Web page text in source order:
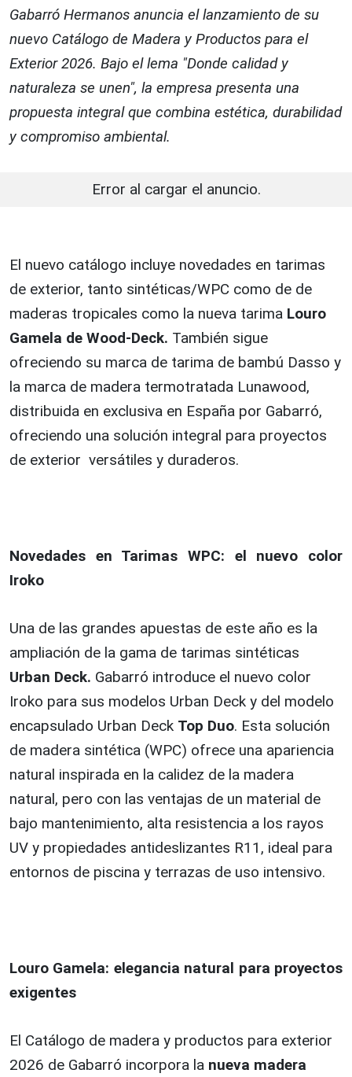
Gabarró Hermanos anuncia el lanzamiento de su
nuevo Catálogo de Madera y Productos para el
Exterior 2026. Bajo el lema "Donde calidad y
naturaleza se unen", la empresa presenta una
propuesta integral que combina estética, durabilidad
y compromiso ambiental.
Error al cargar el anuncio.
El nuevo catálogo incluye novedades en tarimas
de exterior, tanto sintéticas/WPC como de de
maderas tropicales como la nueva tarima Louro
Gamela de Wood-Deck. También sigue
ofreciendo su marca de tarima de bambú Dasso y
la marca de madera termotratada Lunawood,
distribuida en exclusiva en España por Gabarró,
ofreciendo una solución integral para proyectos
de exterior versátiles y duraderos.
Novedades en Tarimas WPC: el nuevo color
Iroko
Una de las grandes apuestas de este año es la
ampliación de la gama de tarimas sintéticas
Urban Deck. Gabarró introduce el nuevo color
Iroko para sus modelos Urban Deck y del modelo
encapsulado Urban Deck Top Duo. Esta solución
de madera sintética (WPC) ofrece una apariencia
natural inspirada en la calidez de la madera
natural, pero con las ventajas de un material de
bajo mantenimiento, alta resistencia a los rayos
UV y propiedades antideslizantes R11, ideal para
entornos de piscina y terrazas de uso intensivo.
Louro Gamela: elegancia natural para proyectos
exigentes
El Catálogo de madera y productos para exterior
2026 de Gabarró incorpora la nueva madera